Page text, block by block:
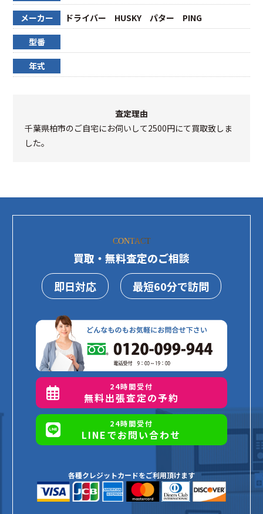
メーカー ドライバー HUSKY パター PING
型番
年式
査定理由
千葉県柏市のご自宅にお伺いして2500円にて買取致しま
した。
CONTACT
買取・無料査定のご相談
即日対応
最短60分で訪問
24時間受付
無料出張査定の予約
24時間受付
LINEでお問い合わせ
各種クレジットカードをご利用頂けます